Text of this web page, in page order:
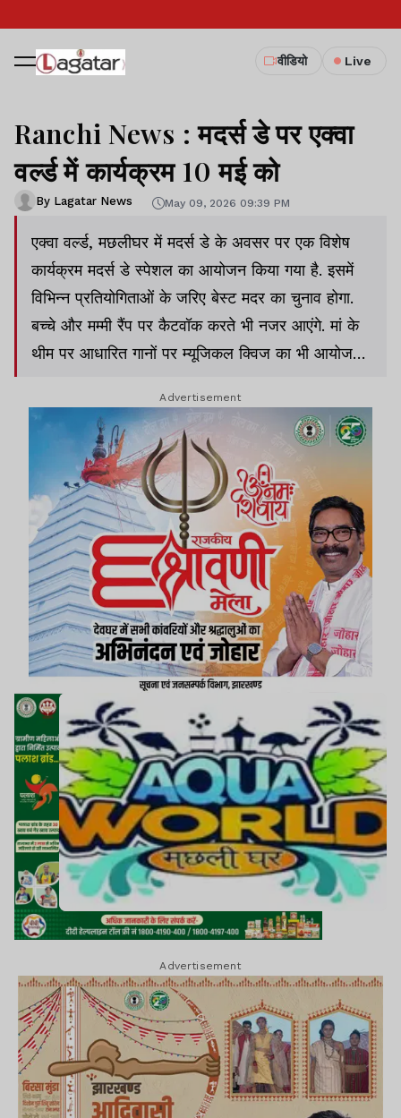
वीडियो Live
Ranchi News : मदर्स डे पर एक्वा
वर्ल्ड में कार्यक्रम 10 मई को
By Lagatar News May 09, 2026 09:39 PM
एक्वा वर्ल्ड, मछलीघर में मदर्स डे के अवसर पर एक विशेष
कार्यक्रम मदर्स डे स्पेशल का आयोजन किया गया है. इसमें
विभिन्न प्रतियोगिताओं के जरिए बेस्ट मदर का चुनाव होगा.
बच्चे और मम्मी रैंप पर कैटवॉक करते भी नजर आएंगे. मां के
थीम पर आधारित गानों पर म्यूजिकल क्विज का भी आयोजन
होगा.
Advertisement
Advertisement